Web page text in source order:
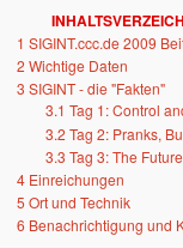
1 SIGINT.ccc.de 2009
2 Wichtige Daten
3 SIGINT - die "Fakten"
3.1 Tag 1: Control
3.2 Tag 2: Pranks,
3.3 Tag 3: The
4 Einreichungen
5 Ort und Technik
6 Benachrichtigung und